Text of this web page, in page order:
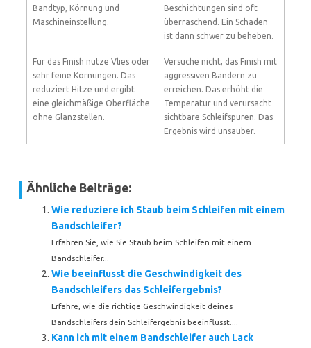
Bandtyp, Körnung und
Maschineinstellung.
Beschichtungen sind oft
überraschend. Ein Schaden
ist dann schwer zu beheben.
Für das Finish nutze Vlies oder
sehr feine Körnungen. Das
reduziert Hitze und ergibt
eine gleichmäßige Oberfläche
ohne Glanzstellen.
Versuche nicht, das Finish mit
aggressiven Bändern zu
erreichen. Das erhöht die
Temperatur und verursacht
sichtbare Schleifspuren. Das
Ergebnis wird unsauber.
Ähnliche Beiträge:
Wie reduziere ich Staub beim Schleifen mit einem
Bandschleifer?
Erfahren Sie, wie Sie Staub beim Schleifen mit einem
Bandschleifer...
Wie beeinflusst die Geschwindigkeit des
Bandschleifers das Schleifergebnis?
Erfahre, wie die richtige Geschwindigkeit deines
Bandschleifers dein Schleifergebnis beeinflusst....
Kann ich mit einem Bandschleifer auch Lack